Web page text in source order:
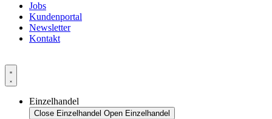
Jobs
Kundenportal
Newsletter
Kontakt
Einzelhandel
Close Einzelhandel Open Einzelhandel